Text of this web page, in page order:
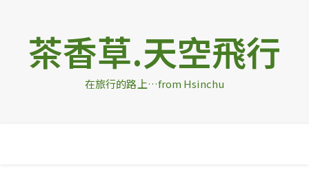
茶香草.天空飛行
在旅行的路上…from Hsinchu